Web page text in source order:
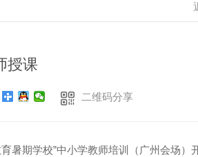
授课
二维码分享
暑期学校”中小学教师培训（广州会场）